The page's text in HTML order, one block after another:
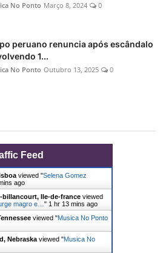
No Ponto Março 8, 2024 0
peruano renuncia após escândalo
1...
No Ponto Outubro 13, 2025 0
Feed
viewed "Selena Gomez
ago
billancourt, Ile-de-france viewed
magro e… " 1 hr 13 mins ago
viewed "Musica No Ponto
Nebraska viewed "Musica No